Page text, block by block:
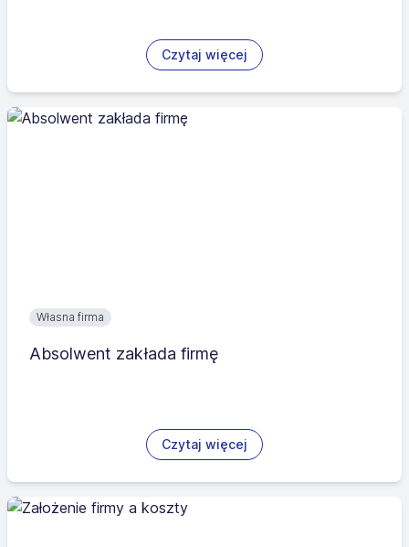
Czytaj więcej
Własna firma
Absolwent zakłada firmę
Czytaj więcej